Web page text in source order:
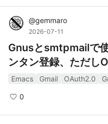
@gemmaro
2026-07-11
Gnusとsmtpmailで
ンタン登録、ただし
Emacs Gmail OAuth2.0
0